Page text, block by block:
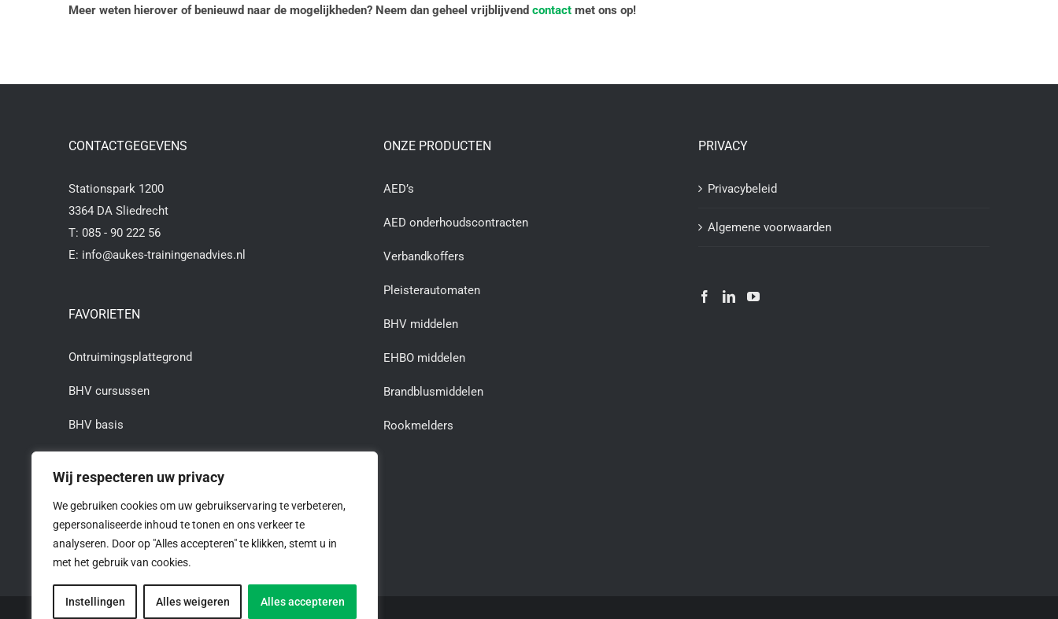
Wij respecteren uw privacy
We gebruiken cookies om uw gebruikservaring te verbeteren,
gepersonaliseerde inhoud te tonen en ons verkeer te
analyseren. Door op "Alles accepteren" te klikken, stemt u in
met het gebruik van cookies.
Instellingen Alles weigeren Alles accepteren
Meer weten hierover of benieuwd naar de mogelijkheden? Neem dan geheel vrijblijvend contact met ons op!
CONTACTGEGEVENS
Stationspark 1200
3364 DA Sliedrecht
T: 085 - 90 222 56
E: info@aukes-trainingenadvies.nl
FAVORIETEN
Ontruimingsplattegrond
BHV cursussen
BHV basis
BHV cursus Dordrecht
ONZE PRODUCTEN
AED’s
AED onderhoudscontracten
Verbandkoffers
Pleisterautomaten
BHV middelen
EHBO middelen
Brandblusmiddelen
Rookmelders
PRIVACY
Privacybeleid
Algemene voorwaarden